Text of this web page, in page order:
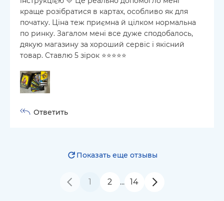
краще розібратися в картах, особливо як для
початку. Ціна теж приємна й цілком нормальна
по ринку. Загалом мені все дуже сподобалось,
дякую магазину за хороший сервіс і якісний
товар. Ставлю 5 зірок ⭐⭐⭐⭐⭐
Ответить
Показать еще отзывы
1 2 … 14